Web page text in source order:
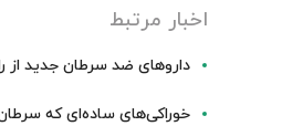
اخبار مرتبط
داروهای ضد سرطان جدید از
خوراکی‌های ساده‌ای که سرطان